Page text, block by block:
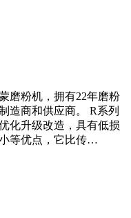
磨粉机，拥有22年磨粉
造商和供应商。 R系列
化升级改造，具有低损
等优点，它比传…